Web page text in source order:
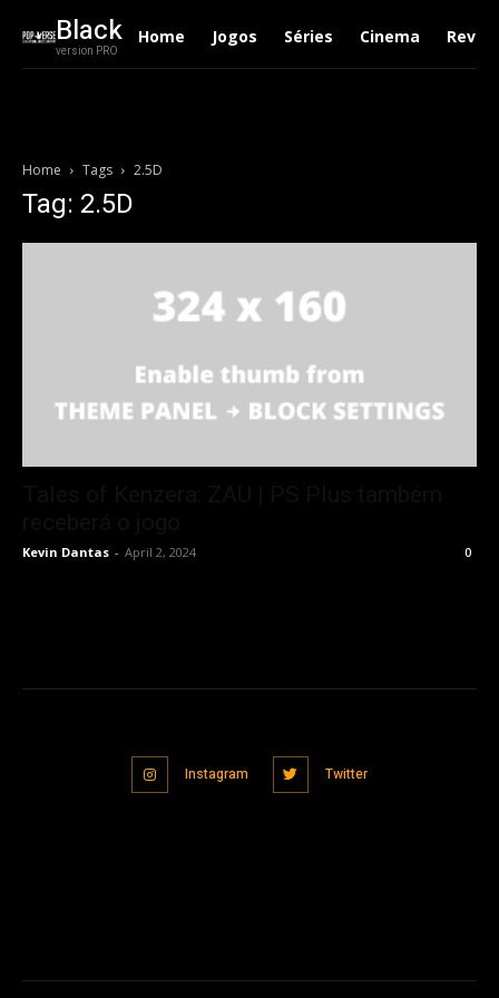
Black
version PRO
Home Jogos Séries Cinema
Home Tags 2.5D
Tag: 2.5D
Kevin Dantas - April 2, 2024 0
Instagram Twitter